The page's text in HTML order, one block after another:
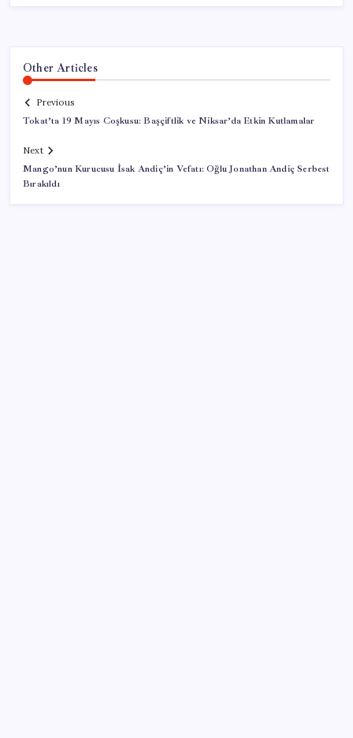
Other Articles
Previous
Tokat’ta 19 Mayıs Coşkusu: Başçiftlik ve Niksar’da Etkin Kutlamalar
Next
Mango’nun Kurucusu İsak Andiç’in Vefatı: Oğlu Jonathan Andiç Serbest
Bırakıldı